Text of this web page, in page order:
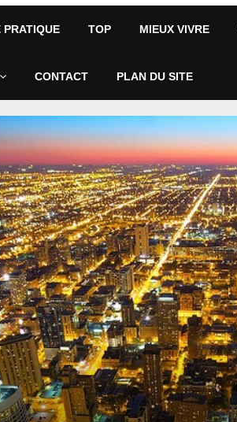
PRATIQUE TOP MIEUX VIVRE
CONTACT PLAN DU SITE